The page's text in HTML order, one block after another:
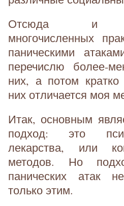
Отсюда и
многочисленных
паническими
перечислю более-
них, а потом
них отличается моя
Итак, основным
подход: это
лекарства, или
методов. Но
панических атак
только этим.